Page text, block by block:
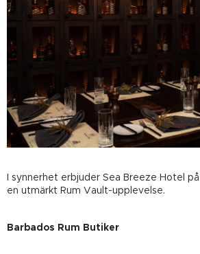
I synnerhet erbjuder Sea Breeze Hotel
en utmärkt Rum Vault-upplevelse.
Barbados Rum Butiker